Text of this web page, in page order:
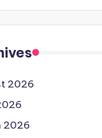
2026
2026